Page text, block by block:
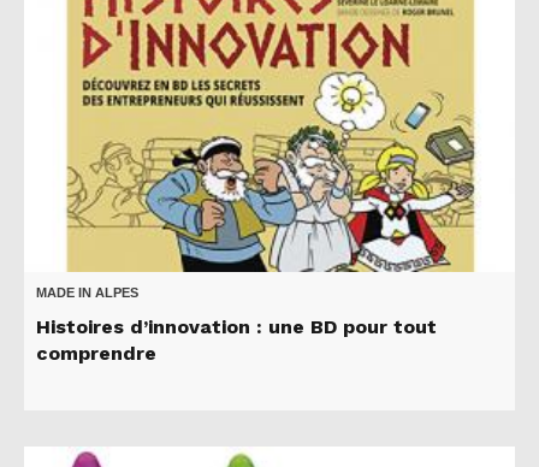
MADE IN ALPES
Histoires d’innovation : une BD pour tout
comprendre